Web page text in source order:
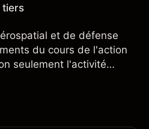
tiers
et de défense
du cours de l'action
seulement l'activité
aussi la position de